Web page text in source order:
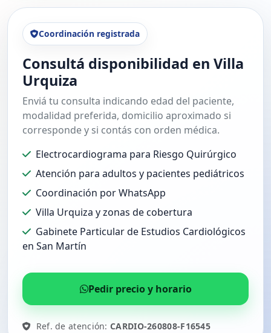
Coordinación registrada
Consultá disponibilidad en Villa
Urquiza
Enviá tu consulta indicando edad del paciente,
modalidad preferida, domicilio aproximado si
corresponde y si contás con orden médica.
Electrocardiograma para Riesgo Quirúrgico
Atención para adultos y pacientes pediátricos
Coordinación por WhatsApp
Villa Urquiza y zonas de cobertura
Gabinete Particular de Estudios Cardiológicos
en San Martín
Pedir precio y horario
Ref. de atención:CARDIO-260808-F16545